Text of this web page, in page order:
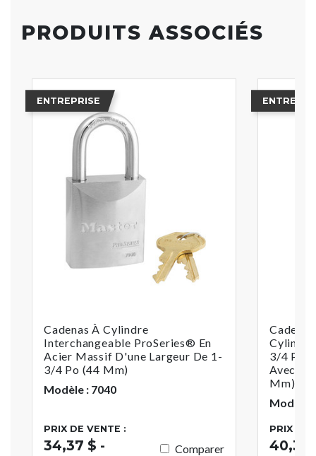
PRODUITS ASSOCIÉS
ENTREPRISE
Cadenas À Cylindre
Interchangeable ProSeries® En
Acier Massif D'une Largeur De 1-
3/4 Po (44 Mm)
Modèle : 7040
PRIX DE VENTE :
34,37 $ -
Comparer
3/4 Po
Avec
Mm)
Modèle
PRIX DE
40,35